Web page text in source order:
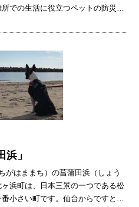
が必要だそうです。出血するとい
先ずは大事ではない
での生活に役立つペットの防災グ
便利です。リュック型であれば、
トが落ち着ける居場所を作ること
ストラップがあるなど安全に配慮
移動できるのでワンちゃんも疲れ
け先でワンちゃんが疲れて歩けな
がおすすめです。広さがあるの
きます！ジッパーには、逃げ出し
心です。STARRYでは、他にも
扱っております。ぜひ気になる方
品のため、売り切れ時はお気軽に
」
がはままち）の菖蒲田浜（しょう
浜町は、日本三景の一つである松
小さい町です。仙台からですと車